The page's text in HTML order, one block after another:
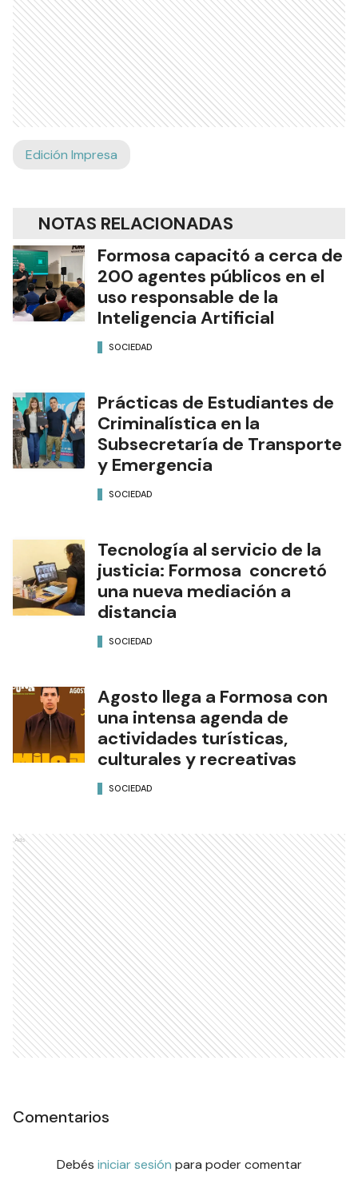
Edición Impresa
NOTAS RELACIONADAS
Formosa capacitó a cerca de
200 agentes públicos en el
uso responsable de la
Inteligencia Artificial
SOCIEDAD
Prácticas de Estudiantes de
Criminalística en la
Subsecretaría de Transporte
y Emergencia
SOCIEDAD
Tecnología al servicio de la
justicia: Formosa concretó
una nueva mediación a
distancia
SOCIEDAD
Agosto llega a Formosa con
una intensa agenda de
actividades turísticas,
culturales y recreativas
SOCIEDAD
Ads
Comentarios
Debés iniciar sesión para poder comentar